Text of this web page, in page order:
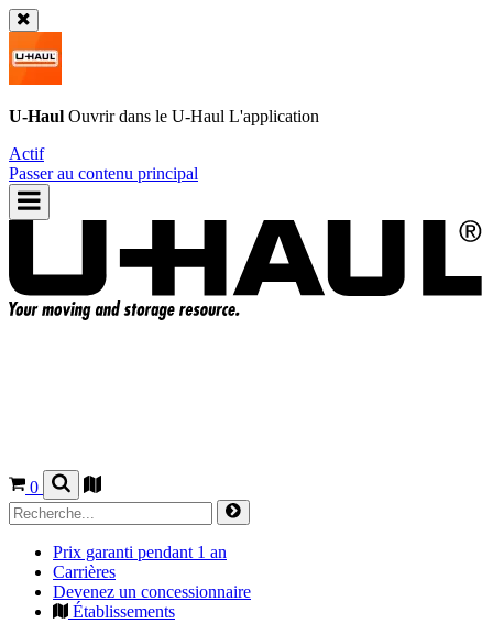
U-Haul Ouvrir dans le U-Haul L'application
Actif
Passer au contenu principal
0
Prix garanti pendant 1 an
Carrières
Devenez un concessionnaire
Établissements